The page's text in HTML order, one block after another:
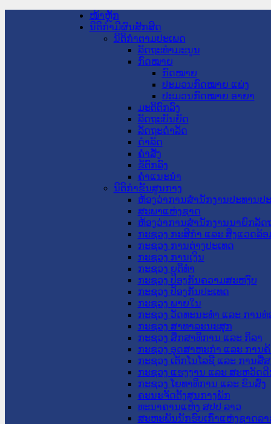
ໜ້າຫຼັກ
ນິຕິກໍາມີຜົນສັກສິດ
ນິຕິກໍາຕາມປະເພດ
ລັດຖະທໍາມະນູນ
ກົດໝາຍ
ກົດໝາຍ
ປະມວນກົດໝາຍ ແພ່ງ
ປະມວນກົດໝາຍ ອາຍາ
ມະຕິຕົກລົງ
ລັດຖະບັນຍັດ
ລັດຖະດໍາລັດ
ດໍາລັດ
ຄໍາສັ່ງ
ຂໍ້ຕົກລົງ
ຄໍາແນະນໍາ
ນິຕິກໍາຂັ້ນສູນກາງ
ຫ້ອງວ່າການສໍານັກງານປະທານປ
ສະພາແຫ່ງຊາດ
ຫ້ອງວ່າການສຳນັກງານນາຍົກລັດ
ກະຊວງ ກະສິກຳ ແລະ ສິ່ງແວດລ້ອ
ກະຊວງ ການຕ່າງປະເທດ
ກະຊວງ ການເງິນ
ກະຊວງ ຍຸຕິທໍາ
ກະຊວງ ປ້ອງກັນຄວາມສະຫງົບ
ກະຊວງ ປ້ອງກັນປະເທດ
ກະຊວງ ພາຍໃນ
ກະຊວງ ວັດທະນະທຳ ແລະ ການທ່
ກະຊວງ ສາທາລະນະສຸກ
ກະຊວງ ສຶກສາທິການ ແລະ ກິລາ
ກະຊວງ ອຸດສາຫະກຳ ແລະ ການຄ້
ກະຊວງ ເຕັກໂນໂລຊີ ແລະ ການສື່
ກະຊວງ ແຮງງານ ແລະ ສະຫວັດ
ກະຊວງ ໂຍທາທິການ ແລະ ຂົນສົ່ງ
ຄະນະຈັດຕັ້ງສູນກາງພັກ
ທະນາຄານແຫ່ງ ສປປ ລາວ
ສະຫະພັນນັກຮົບເກົ່າແຫ່ງຊາດລາ